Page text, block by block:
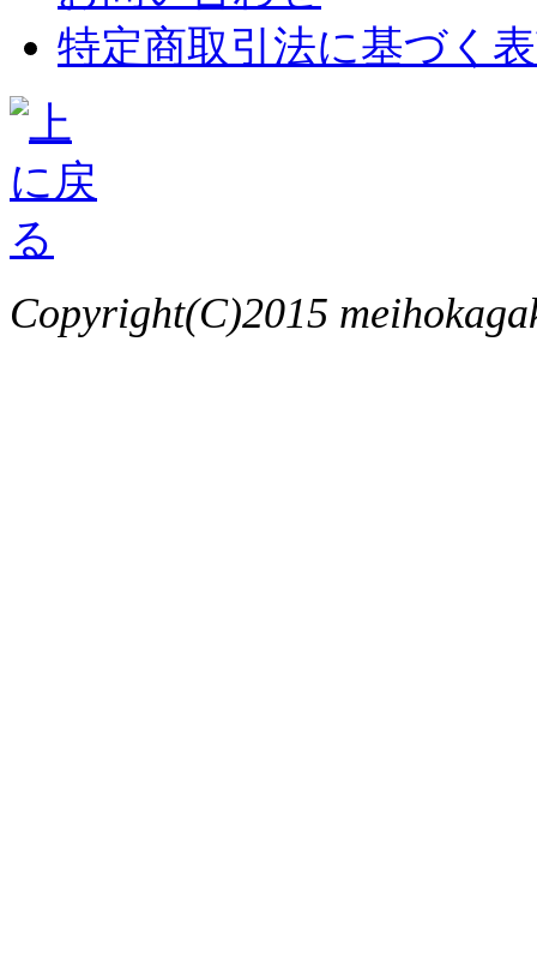
特定商取引法に基づく
Copyright(C)2015